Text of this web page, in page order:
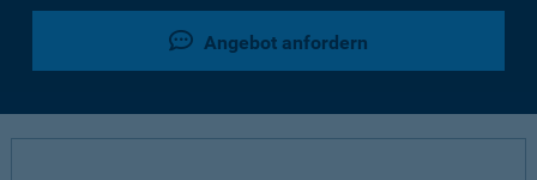
Angebot anfordern